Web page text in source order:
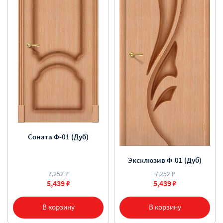
В корзину
Соната Ф-01 (Дуб)
7,252 ₽
5,439 ₽
В корзину
Эксклюзив Ф-01 (Дуб)
7,252 ₽
5,439 ₽